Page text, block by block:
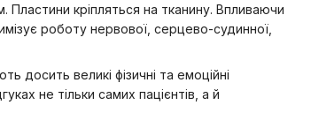
кріпляться на тканину. Впливаючи
роботу нервової, серцево-судинної,
досить великі фізичні та емоційні
не тільки самих пацієнтів, а й